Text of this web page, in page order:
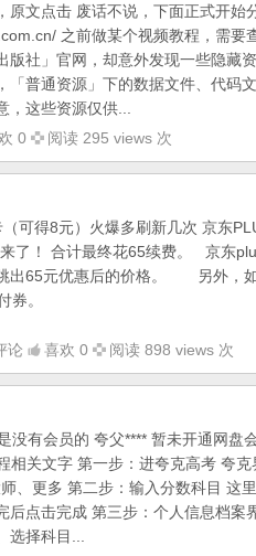
原文点击 废话不说，下面正式开始
之前做某个视频教程，需要
版社」官网，却意外发现一些隐藏
「普通资源」下的数据文件、代码
，这些资源仅供...
0 阅读 295 views 次
可得8元）火爆多刷新几次 京东
了！ 合计最终花65续费。 京东
出65元优惠后的价格。 另外，
券。
论 喜欢 0 阅读 898 views 次
有会员的 夸父**** 暂未开通网盘
相关文字 第一步：进夸克高考 夸克
、更多 第二步：输入分数科目 这
后点击完成 第三步：个人信息档案
选择科目...